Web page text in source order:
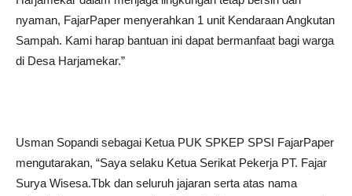
nyaman, FajarPaper menyerahkan 1 unit Kendaraan Angkutan
Sampah. Kami harap bantuan ini dapat bermanfaat bagi warga
di Desa Harjamekar.”
Usman Sopandi sebagai Ketua PUK SPKEP SPSI FajarPaper
mengutarakan, “Saya selaku Ketua Serikat Pekerja PT. Fajar
Surya Wisesa.Tbk dan seluruh jajaran serta atas nama